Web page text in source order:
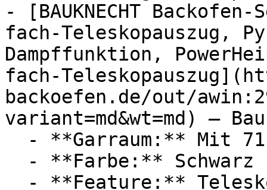
- [BAUKNECHT Backofen-
fach-Teleskopauszug,
Dampffunktion,
fach-
backoefen.de/out/
variant=md&wt=md) —